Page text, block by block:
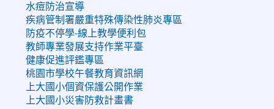
水痘防治宣導
疾病管制署嚴重特殊傳染性肺炎專區
防疫不停學-線上教學便利包
教師專業發展支持作業平臺
健康促進評鑑專區
桃園市學校午餐教育資訊網
上大國小個資保護公開作業
上大國小災害防救計畫書